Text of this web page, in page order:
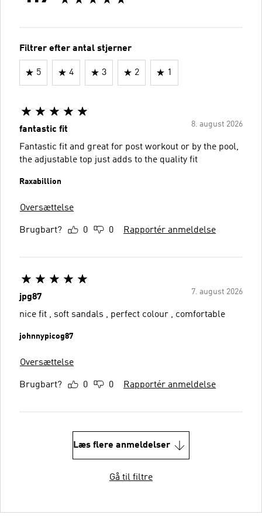
Filtrer efter antal stjerner
5 4 3 2 1
8. august 2026
fantastic fit
Fantastic fit and great for post workout or by the pool,
the adjustable top just adds to the quality fit
Raxabillion
Oversættelse
Brugbart? 0 0 Rapportér anmeldelse
7. august 2026
jpg87
nice fit , soft sandals , perfect colour , comfortable
johnnypicog87
Oversættelse
Brugbart? 0 0 Rapportér anmeldelse
Læs flere anmeldelser
Gå til filtre